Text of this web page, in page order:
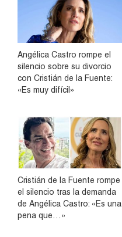
Angélica Castro rompe el
silencio sobre su divorcio
con Cristián de la Fuente:
«Es muy difícil»
Cristián de la Fuente rompe
el silencio tras la demanda
de Angélica Castro: «Es una
pena que…»